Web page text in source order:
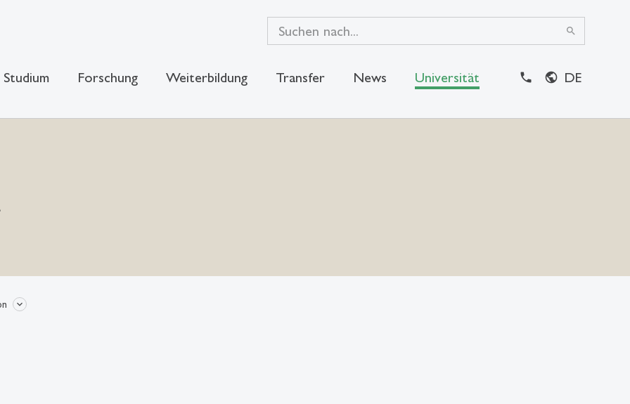
search
Studium Forschung Weiterbildung Transfer News Universität DE